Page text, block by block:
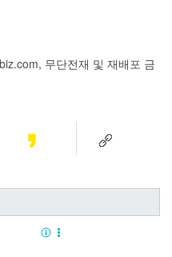
무단전재 및 재배포 금